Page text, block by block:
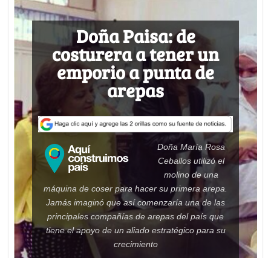
t
s
A
p
e
b
o
k
k
e
d
I
n
l
a
d
s
Doña Paisa: de
costurera a tener un
emporio a punta de
arepas
Doña María Rosa
Ceballos utilizó el
molino de una
máquina de coser para hacer su primera arepa.
Jamás imaginó que así comenzaría una de las
principales compañías de arepas del país que
tiene el apoyo de un aliado estratégico para su
crecimiento